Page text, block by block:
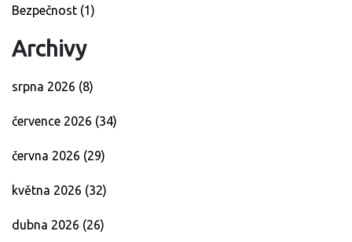
Bezpečnost (1)
Archivy
srpna 2026 (8)
července 2026 (34)
června 2026 (29)
května 2026 (32)
dubna 2026 (26)